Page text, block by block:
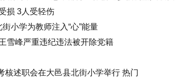
损 3人受轻伤
小学为教师注入“心”能量
雪峰严重违纪违法被开除党籍
核述职会在大邑县北街小学举行 热门